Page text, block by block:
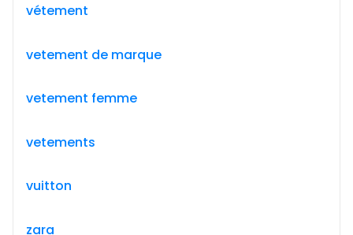
vétement
vetement de marque
vetement femme
vetements
vuitton
zara